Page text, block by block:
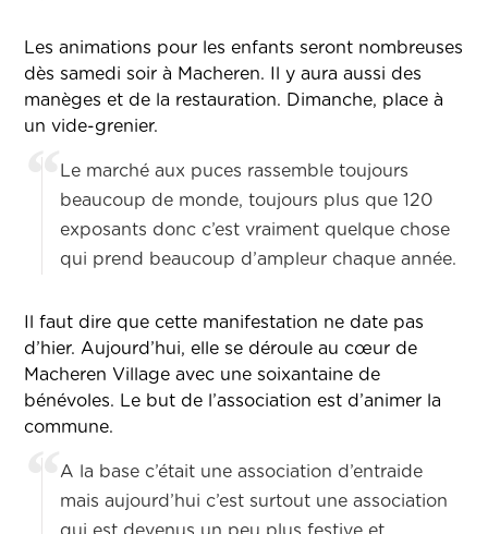
Les animations pour les enfants seront nombreuses
dès samedi soir à Macheren. Il y aura aussi des
manèges et de la restauration. Dimanche, place à
un vide-grenier.
Le marché aux puces rassemble toujours
beaucoup de monde, toujours plus que 120
exposants donc c’est vraiment quelque chose
qui prend beaucoup d’ampleur chaque année.
Il faut dire que cette manifestation ne date pas
d’hier. Aujourd’hui, elle se déroule au cœur de
Macheren Village avec une soixantaine de
bénévoles. Le but de l’association est d’animer la
commune.
A la base c’était une association d’entraide
mais aujourd’hui c’est surtout une association